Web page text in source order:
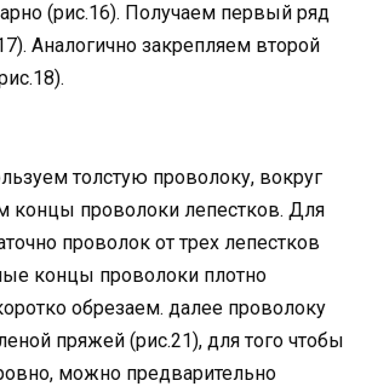
(рис.16). Получаем первый ряд
Аналогично закрепляем второй
толстую проволоку, вокруг
концы проволоки лепестков. Для
проволок от трех лепестков
концы проволоки плотно
обрезаем. далее проволоку
пряжей (рис.21), для того чтобы
можно предварительно